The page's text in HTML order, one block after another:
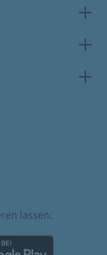
lassen: